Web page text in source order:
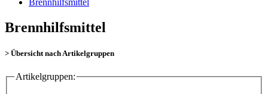
Brennhilfsmittel
Brennhilfsmittel
> Übersicht nach Artikelgruppen
Artikelgruppen: